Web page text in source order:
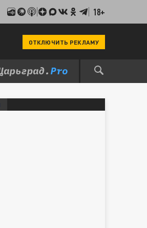
18+
ОТКЛЮЧИТЬ РЕКЛАМУ